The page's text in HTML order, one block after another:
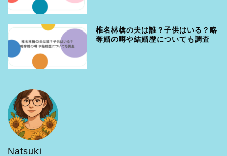
椎名林檎の夫は誰？子供はいる？略
奪婚の噂や結婚歴についても調査
Natsuki